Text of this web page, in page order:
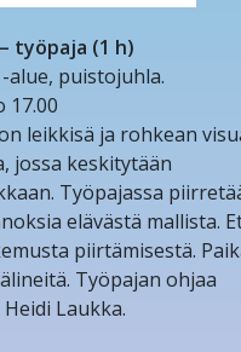
työpaja (1 h)
alue, puistojuhla.
17.00
leikkisä ja rohkean
jossa keskitytään
Työpajassa
elävästä mallista.
piirtämisestä.
Työpajan ohjaa
Laukka.